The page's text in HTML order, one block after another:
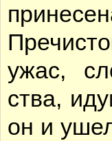
ужас,
ства,
он и